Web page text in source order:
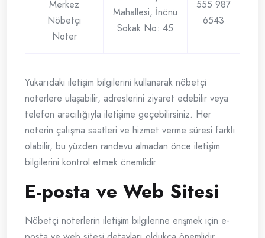
Merkez
Nöbetçi
Noter
Mahallesi, İnönü
Sokak No: 45
555 987
6543
Yukarıdaki iletişim bilgilerini kullanarak nöbetçi
noterlere ulaşabilir, adreslerini ziyaret edebilir veya
telefon aracılığıyla iletişime geçebilirsiniz. Her
noterin çalışma saatleri ve hizmet verme süresi farklı
olabilir, bu yüzden randevu almadan önce iletişim
bilgilerini kontrol etmek önemlidir.
E-posta ve Web Sitesi
Nöbetçi noterlerin iletişim bilgilerine erişmek için e-